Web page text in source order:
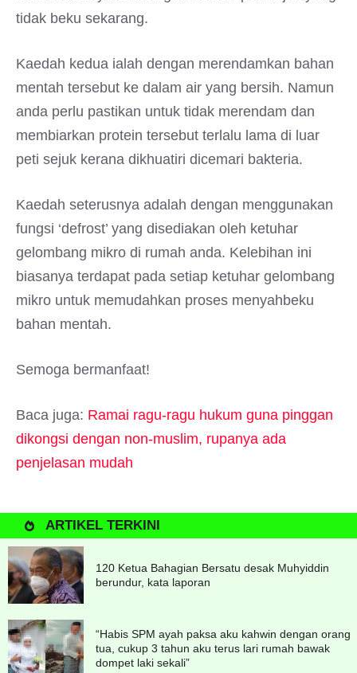
tidak beku sekarang.
Kaedah kedua ialah dengan merendamkan bahan
mentah tersebut ke dalam air yang bersih. Namun
anda perlu pastikan untuk tidak merendam dan
membiarkan protein tersebut terlalu lama di luar
peti sejuk kerana dikhuatiri dicemari bakteria.
Kaedah seterusnya adalah dengan menggunakan
fungsi ‘defrost’ yang disediakan oleh ketuhar
gelombang mikro di rumah anda. Kelebihan ini
biasanya terdapat pada setiap ketuhar gelombang
mikro untuk memudahkan proses menyahbeku
bahan mentah.
Semoga bermanfaat!
Baca juga: Ramai ragu-ragu hukum guna pinggan
dikongsi dengan non-muslim, rupanya ada
penjelasan mudah
ARTIKEL TERKINI
120 Ketua Bahagian Bersatu desak Muhyiddin
berundur, kata laporan
“Habis SPM ayah paksa aku kahwin dengan orang
tua, cukup 3 tahun aku terus lari rumah bawak
dompet laki sekali”